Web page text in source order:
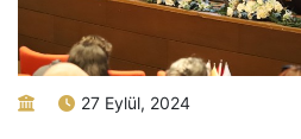
27 Eylül, 2024